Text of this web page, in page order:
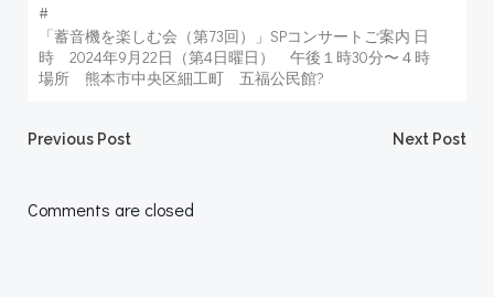
#
「蓄音機を楽しむ会（第73回）」SPコンサートご案内 日
時 2024年9月22日（第4日曜日） 午後１時30分〜４時
場所 熊本市中央区細工町 五福公民館?
Post
navigation
Previous Post Next Post
Comments are closed